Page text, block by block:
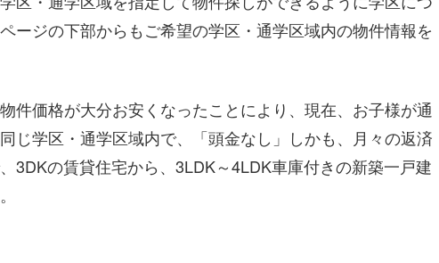
ージの下部からもご希望の学区・通学区域内の物件情報を
件価格が大分お安くなったことにより、現在、お子様が通
じ学区・通学区域内で、「頭金なし」しかも、月々の返済
3DKの賃貸住宅から、3LDK～4LDK車庫付きの新築一戸建